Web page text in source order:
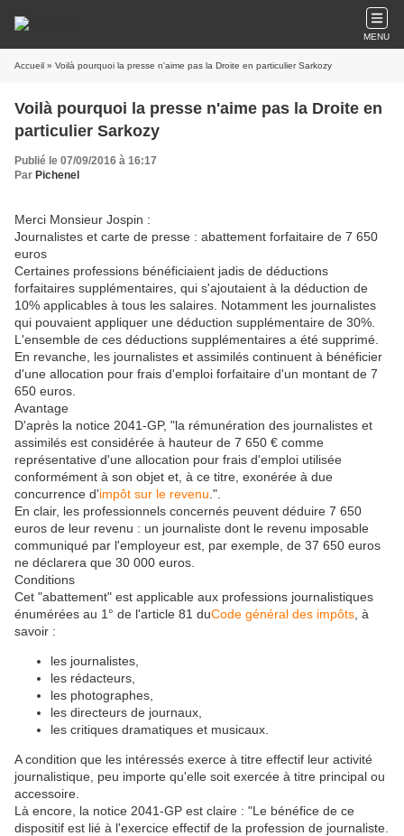
MENU
Accueil » Voilà pourquoi la presse n'aime pas la Droite en particulier Sarkozy
Voilà pourquoi la presse n'aime pas la Droite en
particulier Sarkozy
Publié le 07/09/2016 à 16:17
Par Pichenel
Merci Monsieur Jospin :
Journalistes et carte de presse : abattement forfaitaire de 7 650
euros
Certaines professions bénéficiaient jadis de déductions
forfaitaires supplémentaires, qui s'ajoutaient à la déduction de
10% applicables à tous les salaires. Notamment les journalistes
qui pouvaient appliquer une déduction supplémentaire de 30%.
L'ensemble de ces déductions supplémentaires a été supprimé.
En revanche, les journalistes et assimilés continuent à bénéficier
d'une allocation pour frais d'emploi forfaitaire d'un montant de 7
650 euros.
Avantage
D'après la notice 2041-GP, "la rémunération des journalistes et
assimilés est considérée à hauteur de 7 650 € comme
représentative d'une allocation pour frais d'emploi utilisée
conformément à son objet et, à ce titre, exonérée à due
concurrence d'impôt sur le revenu .".
En clair, les professionnels concernés peuvent déduire 7 650
euros de leur revenu : un journaliste dont le revenu imposable
communiqué par l'employeur est, par exemple, de 37 650 euros
ne déclarera que 30 000 euros.
Conditions
Cet "abattement" est applicable aux professions journalistiques
énumérées au 1° de l'article 81 duCode général des impôts , à
savoir :
les journalistes,
les rédacteurs,
les photographes,
les directeurs de journaux,
les critiques dramatiques et musicaux.
A condition que les intéressés exerce à titre effectif leur activité
journalistique, peu importe qu'elle soit exercée à titre principal ou
accessoire.
Là encore, la notice 2041-GP est claire : "Le bénéfice de ce
dispositif est lié à l'exercice effectif de la profession de journaliste.